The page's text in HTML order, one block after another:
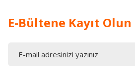
E-Bültene Kayıt Olun